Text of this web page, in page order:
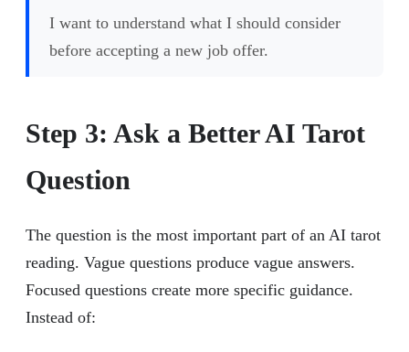
I want to understand what I should consider
before accepting a new job offer.
Step 3: Ask a Better AI Tarot
Question
The question is the most important part of an AI tarot
reading. Vague questions produce vague answers.
Focused questions create more specific guidance.
Instead of: